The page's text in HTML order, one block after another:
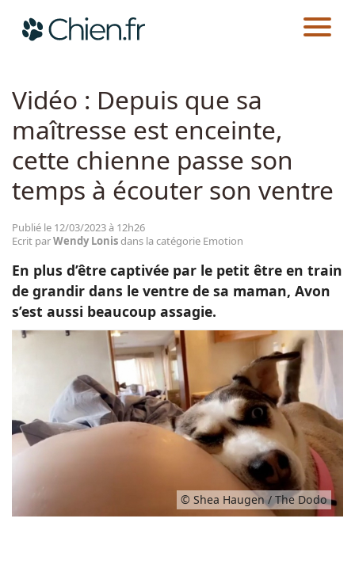
Races
Guides
CHIEN.FR ACTUALITÉS
Vidéo : Depuis que sa
maîtresse est enceinte,
cette chienne passe son
temps à écouter son ventre
Publié le 12/03/2023 à 12h26
Ecrit parWendy Lonisdans la catégorie Emotion
En plus d’être captivée par le petit être en train
de grandir dans le ventre de sa maman, Avon
s’est aussi beaucoup assagie.
© Shea Haugen / The Dodo